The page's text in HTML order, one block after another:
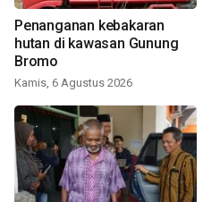
Penanganan kebakaran
hutan di kawasan Gunung
Bromo
Kamis, 6 Agustus 2026